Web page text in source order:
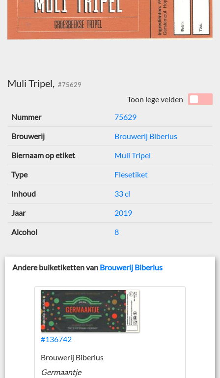
Muli Tripel, #75629
Toon lege velden
Nummer
75629
Brouwerij Brouwerij Biberius
Biernaam op etiket Muli Tripel
Type Flesetiket
Inhoud 33 cl
Jaar 2019
Alcohol 8
Andere buiketiketten van Brouwerij Biberius
#136742
Brouwerij Biberius
Germaantje